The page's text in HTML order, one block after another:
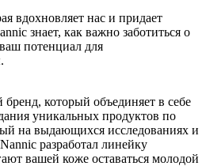
вдохновляет нас и придает
знает, как важно заботиться о
потенциал для
который объединяет в себе
уникальных продуктов по
на выдающихся исследованиях и
разработал линейку
вашей коже оставаться молодой